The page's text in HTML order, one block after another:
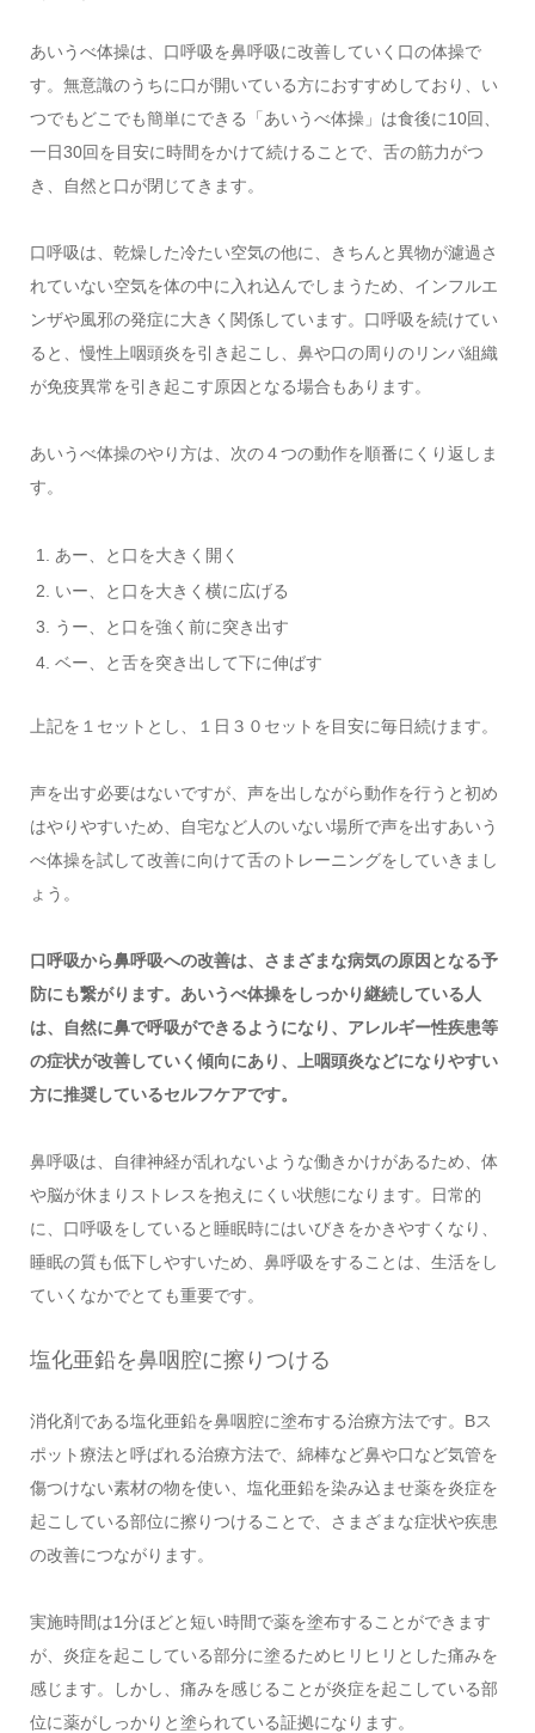
あいうべ体操は、口呼吸を鼻呼吸に改善していく口の体操で
す。無意識のうちに口が開いている方におすすめしており、い
つでもどこでも簡単にできる「あいうべ体操」は食後に10回、
一日30回を目安に時間をかけて続けることで、舌の筋力がつ
き、自然と口が閉じてきます。
口呼吸は、乾燥した冷たい空気の他に、きちんと異物が濾過さ
れていない空気を体の中に入れ込んでしまうため、インフルエ
ンザや風邪の発症に大きく関係しています。口呼吸を続けてい
ると、慢性上咽頭炎を引き起こし、鼻や口の周りのリンパ組織
が免疫異常を引き起こす原因となる場合もあります。
あいうべ体操のやり方は、次の４つの動作を順番にくり返しま
す。
あー、と口を大きく開く
いー、と口を大きく横に広げる
うー、と口を強く前に突き出す
ベー、と舌を突き出して下に伸ばす
上記を１セットとし、１日３０セットを目安に毎日続けます。
声を出す必要はないですが、声を出しながら動作を行うと初め
はやりやすいため、自宅など人のいない場所で声を出すあいう
べ体操を試して改善に向けて舌のトレーニングをしていきまし
ょう。
口呼吸から鼻呼吸への改善は、さまざまな病気の原因となる予
防にも繋がります。あいうべ体操をしっかり継続している人
は、自然に鼻で呼吸ができるようになり、アレルギー性疾患等
の症状が改善していく傾向にあり、上咽頭炎などになりやすい
方に推奨しているセルフケアです。
鼻呼吸は、自律神経が乱れないような働きかけがあるため、体
や脳が休まりストレスを抱えにくい状態になります。日常的
に、口呼吸をしていると睡眠時にはいびきをかきやすくなり、
睡眠の質も低下しやすいため、鼻呼吸をすることは、生活をし
ていくなかでとても重要です。
塩化亜鉛を鼻咽腔に擦りつける
消化剤である塩化亜鉛を鼻咽腔に塗布する治療方法です。Bス
ポット療法と呼ばれる治療方法で、綿棒など鼻や口など気管を
傷つけない素材の物を使い、塩化亜鉛を染み込ませ薬を炎症を
起こしている部位に擦りつけることで、さまざまな症状や疾患
の改善につながります。
実施時間は1分ほどと短い時間で薬を塗布することができます
が、炎症を起こしている部分に塗るためヒリヒリとした痛みを
感じます。しかし、痛みを感じることが炎症を起こしている部
位に薬がしっかりと塗られている証拠になります。